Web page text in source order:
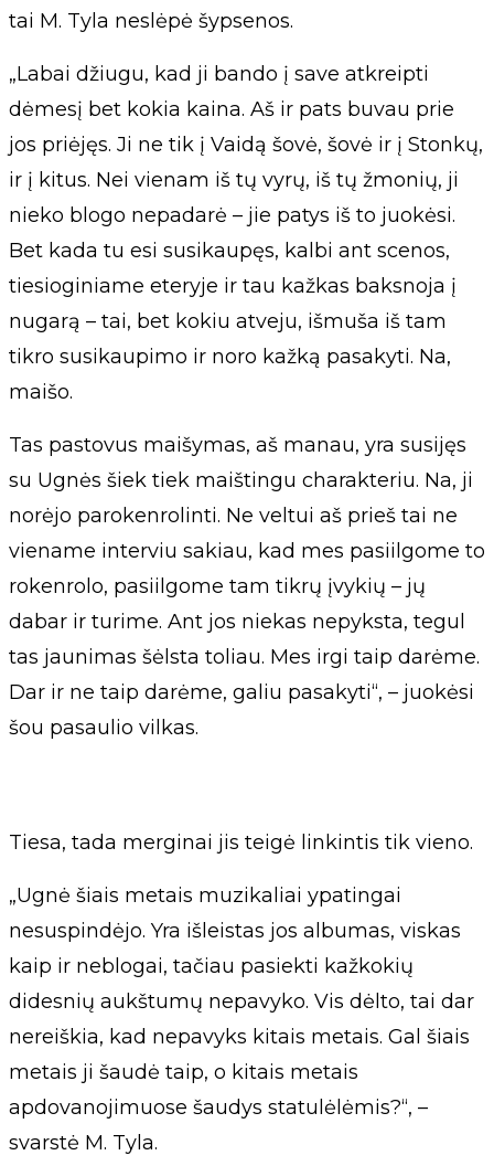
tai M. Tyla neslėpė šypsenos.
„Labai džiugu, kad ji bando į save atkreipti
dėmesį bet kokia kaina. Aš ir pats buvau prie
jos priėjęs. Ji ne tik į Vaidą šovė, šovė ir į Stonkų,
ir į kitus. Nei vienam iš tų vyrų, iš tų žmonių, ji
nieko blogo nepadarė – jie patys iš to juokėsi.
Bet kada tu esi susikaupęs, kalbi ant scenos,
tiesioginiame eteryje ir tau kažkas baksnoja į
nugarą – tai, bet kokiu atveju, išmuša iš tam
tikro susikaupimo ir noro kažką pasakyti. Na,
maišo.
Tas pastovus maišymas, aš manau, yra susijęs
su Ugnės šiek tiek maištingu charakteriu. Na, ji
norėjo parokenrolinti. Ne veltui aš prieš tai ne
viename interviu sakiau, kad mes pasiilgome to
rokenrolo, pasiilgome tam tikrų įvykių – jų
dabar ir turime. Ant jos niekas nepyksta, tegul
tas jaunimas šėlsta toliau. Mes irgi taip darėme.
Dar ir ne taip darėme, galiu pasakyti“, – juokėsi
šou pasaulio vilkas.
Tiesa, tada merginai jis teigė linkintis tik vieno.
„Ugnė šiais metais muzikaliai ypatingai
nesuspindėjo. Yra išleistas jos albumas, viskas
kaip ir neblogai, tačiau pasiekti kažkokių
didesnių aukštumų nepavyko. Vis dėlto, tai dar
nereiškia, kad nepavyks kitais metais. Gal šiais
metais ji šaudė taip, o kitais metais
apdovanojimuose šaudys statulėlėmis?“, –
svarstė M. Tyla.